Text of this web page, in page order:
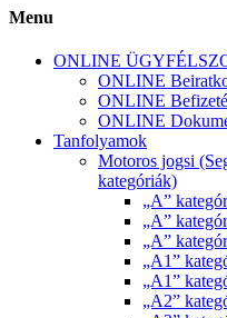
Menu
ONLINE
ONLINE
ONLINE
ONLINE
Tanfolyamok
Motoros jogsi
kategóriák)
„A”
„A”
„A”
„A1”
„A1”
„A2”